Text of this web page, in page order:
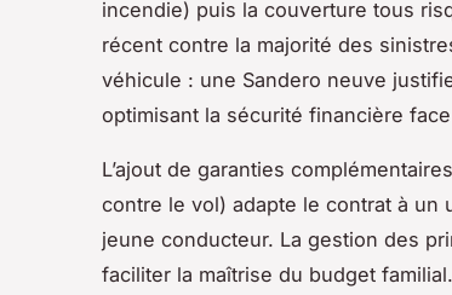
incendie) puis la couverture tous
récent contre la majorité des
véhicule : une Sandero neuve
optimisant la sécurité financière
L’ajout de garanties
contre le vol) adapte le contrat à un
jeune conducteur. La gestion des
faciliter la maîtrise du budget familial.